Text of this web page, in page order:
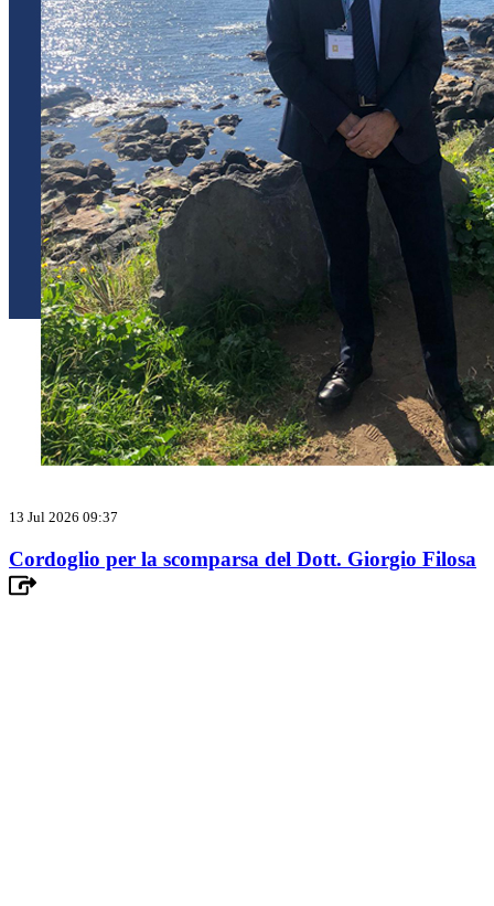
13 Jul 2026 09:37
Cordoglio per la scomparsa del Dott. Giorgio Filosa